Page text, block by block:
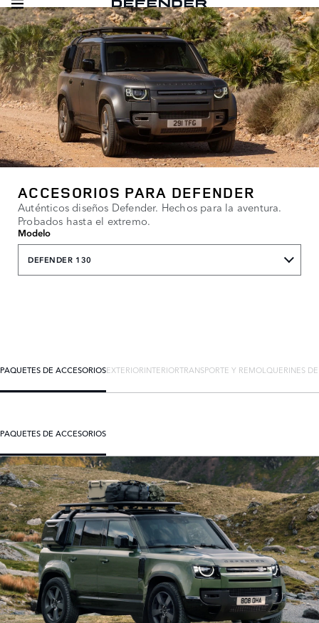
ACCESORIOS PARA DEFENDER
Auténticos diseños Defender. Hechos para la aventura.
Probados hasta el extremo.
Modelo
DEFENDER 130
PAQUETES DE ACCESORIOSEXTERIORINTERIORTRANSPORTE Y REMOLQUERINES
PAQUETES DE ACCESORIOS